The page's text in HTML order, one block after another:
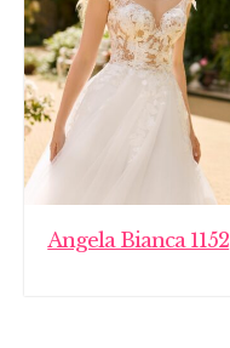
Angela Bianca 1152